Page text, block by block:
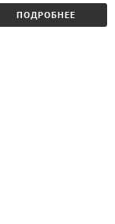
ПОДРОБНЕЕ